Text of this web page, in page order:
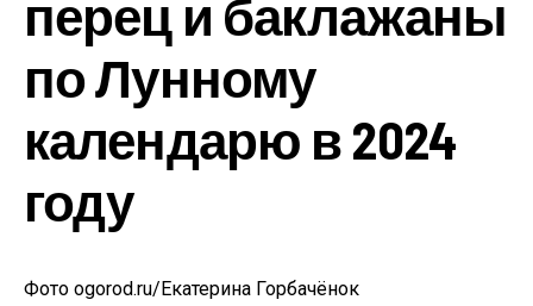
перец и баклажаны
по Лунному
календарю в 2024
году
Фото ogorod.ru/Екатерина Горбачёнок